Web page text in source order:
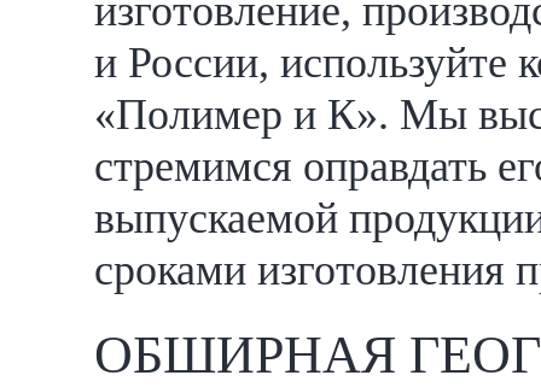
изготовление,
и России, используйте
«Полимер и К». Мы
стремимся оправдать
выпускаемой
сроками изготовления
ОБШИРНАЯ